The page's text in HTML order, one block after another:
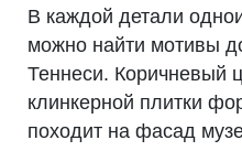
В каждой детали
можно найти мотивы
Теннеси. Коричневый
клинкерной плитки
походит на фасад